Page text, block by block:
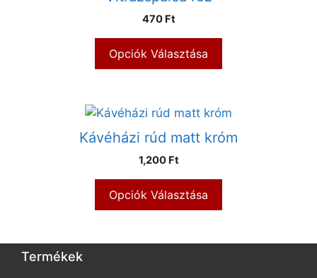
470 Ft
Opciók Választása
Kávéházi rúd matt króm
1,200 Ft
Opciók Választása
Termékek